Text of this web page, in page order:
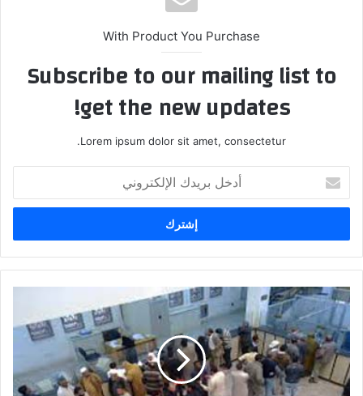
With Product You Purchase
Subscribe to our mailing list to
get the new updates!
Lorem ipsum dolor sit amet, consectetur.
بريدك
الإلكتروني